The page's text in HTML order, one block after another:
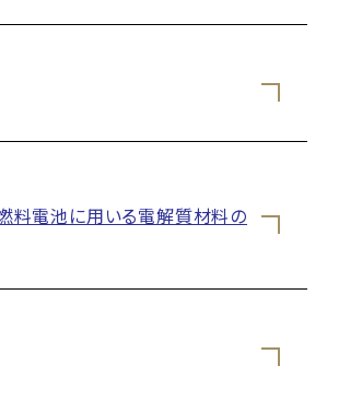
料電池に用いる電解質材料の